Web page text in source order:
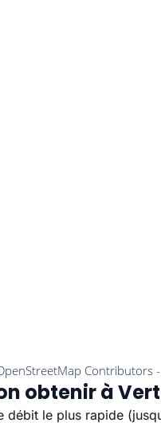
obtenir à
le plus rapide